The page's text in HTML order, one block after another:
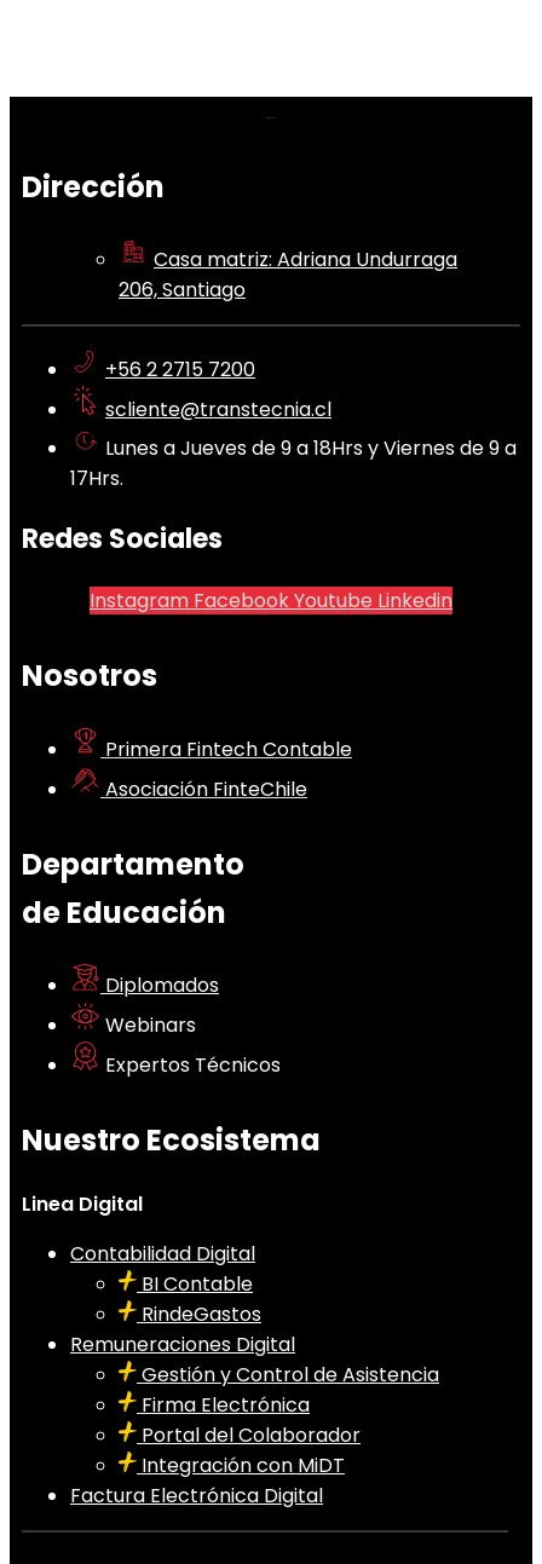
Dirección
Casa matriz: Adriana Undurraga
206, Santiago
+56 2 2715 7200
scliente@transtecnia.cl
Lunes a Jueves de 9 a 18Hrs y Viernes de 9 a
17Hrs.
Redes Sociales
Instagram FacebookYoutube Linkedin
Nosotros
Primera Fintech Contable
Asociación FinteChile
Departamento
de Educación
Diplomados
Webinars
Expertos Técnicos
Nuestro Ecosistema
Linea Digital
Contabilidad Digital
BI Contable
RindeGastos
Remuneraciones Digital
Gestión y Control de Asistencia
Firma Electrónica
Portal del Colaborador
Integración con MiDT
Factura Electrónica Digital